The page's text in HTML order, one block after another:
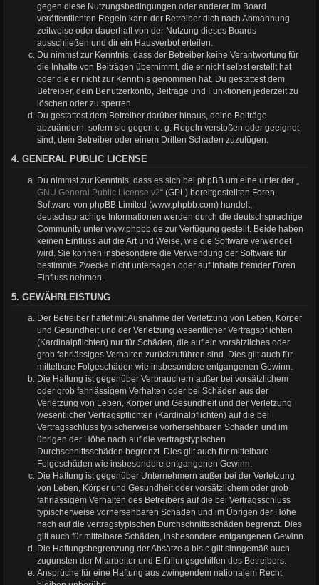
gegen diese Nutzungsbedingungen oder anderer im Board
veröffentlichten Regeln kann der Betreiber dich nach Abmahnung
zeitweise oder dauerhaft von der Nutzung dieses Boards
ausschließen und dir ein Hausverbot erteilen.
Du nimmst zur Kenntnis, dass der Betreiber keine Verantwortung für
die Inhalte von Beiträgen übernimmt, die er nicht selbst erstellt hat
oder die er nicht zur Kenntnis genommen hat. Du gestattest dem
Betreiber, dein Benutzerkonto, Beiträge und Funktionen jederzeit zu
löschen oder zu sperren.
Du gestattest dem Betreiber darüber hinaus, deine Beiträge
abzuändern, sofern sie gegen o. g. Regeln verstoßen oder geeignet
sind, dem Betreiber oder einem Dritten Schaden zuzufügen.
4. GENERAL PUBLIC LICENSE
Du nimmst zur Kenntnis, dass es sich bei phpBB um eine unter der „
GNU General Public License v2“ (GPL) bereitgestellten Foren-
Software von phpBB Limited (www.phpbb.com) handelt;
deutschsprachige Informationen werden durch die deutschsprachige
Community unter www.phpbb.de zur Verfügung gestellt. Beide haben
keinen Einfluss auf die Art und Weise, wie die Software verwendet
wird. Sie können insbesondere die Verwendung der Software für
bestimmte Zwecke nicht untersagen oder auf Inhalte fremder Foren
Einfluss nehmen.
5. GEWÄHRLEISTUNG
Der Betreiber haftet mit Ausnahme der Verletzung von Leben, Körper
und Gesundheit und der Verletzung wesentlicher Vertragspflichten
(Kardinalpflichten) nur für Schäden, die auf ein vorsätzliches oder
grob fahrlässiges Verhalten zurückzuführen sind. Dies gilt auch für
mittelbare Folgeschäden wie insbesondere entgangenen Gewinn.
Die Haftung ist gegenüber Verbrauchern außer bei vorsätzlichem
oder grob fahrlässigem Verhalten oder bei Schäden aus der
Verletzung von Leben, Körper und Gesundheit und der Verletzung
wesentlicher Vertragspflichten (Kardinalpflichten) auf die bei
Vertragsschluss typischerweise vorhersehbaren Schäden und im
übrigen der Höhe nach auf die vertragstypischen
Durchschnittsschäden begrenzt. Dies gilt auch für mittelbare
Folgeschäden wie insbesondere entgangenen Gewinn.
Die Haftung ist gegenüber Unternehmern außer bei der Verletzung
von Leben, Körper und Gesundheit oder vorsätzlichem oder grob
fahrlässigem Verhalten des Betreibers auf die bei Vertragsschluss
typischerweise vorhersehbaren Schäden und im Übrigen der Höhe
nach auf die vertragstypischen Durchschnittsschäden begrenzt. Dies
gilt auch für mittelbare Schäden, insbesondere entgangenen Gewinn.
Die Haftungsbegrenzung der Absätze a bis c gilt sinngemäß auch
zugunsten der Mitarbeiter und Erfüllungsgehilfen des Betreibers.
Ansprüche für eine Haftung aus zwingendem nationalem Recht